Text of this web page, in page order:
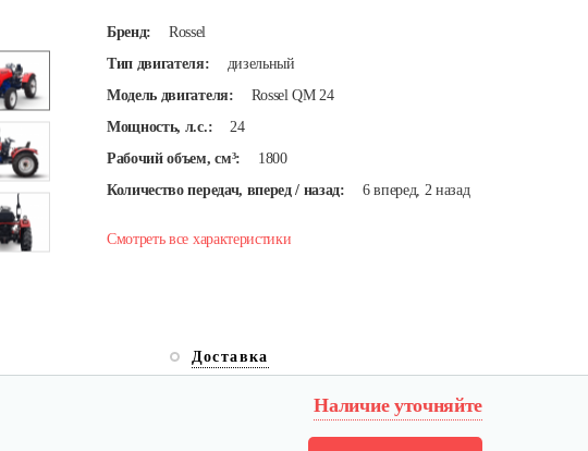
Бренд:
Rossel
Тип двигателя:
дизельный
Модель двигателя:
Rossel QM 24
Мощность, л.с.:
24
Рабочий объем, см³:
1800
Количество передач, вперед / назад:
6 вперед, 2 назад
Смотреть все характеристики
Доставка
Наличие уточняйте